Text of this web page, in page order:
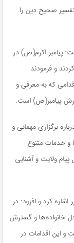
صحیح دین را
پیامبر اکرم(ص) در
و فرمودند
که به معرفی و
پیامبر(ص) است.
برگزاری مهمانی و
و خدمات متنوع
پیام ولایت و آشنایی
کرد و افزود: در
خانواده‌ها و گسترش
و این اقدامات در